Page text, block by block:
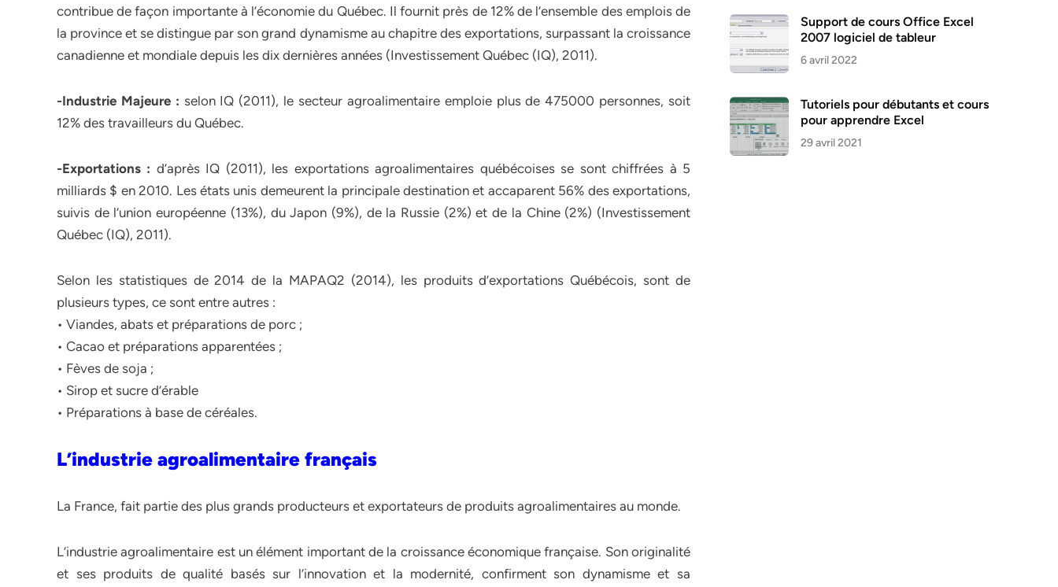
contribue de façon importante à l’économie du Québec. Il fournit près de 12% de l’ensemble des emplois de
la province et se distingue par son grand dynamisme au chapitre des exportations, surpassant la croissance
canadienne et mondiale depuis les dix dernières années (Investissement Québec (IQ), 2011).
-Industrie Majeure : selon IQ (2011), le secteur agroalimentaire emploie plus de 475000 personnes, soit
12% des travailleurs du Québec.
-Exportations : d’après IQ (2011), les exportations agroalimentaires québécoises se sont chiffrées à 5
milliards $ en 2010. Les états unis demeurent la principale destination et accaparent 56% des exportations,
suivis de l’union européenne (13%), du Japon (9%), de la Russie (2%) et de la Chine (2%) (Investissement
Québec (IQ), 2011).
Selon les statistiques de 2014 de la MAPAQ2 (2014), les produits d’exportations Québécois, sont de
plusieurs types, ce sont entre autres :
• Viandes, abats et préparations de porc ;
• Cacao et préparations apparentées ;
• Fèves de soja ;
• Sirop et sucre d’érable
• Préparations à base de céréales.
L’industrie agroalimentaire français
La France, fait partie des plus grands producteurs et exportateurs de produits agroalimentaires au monde.
L’industrie agroalimentaire est un élément important de la croissance économique française. Son originalité
et ses produits de qualité basés sur l’innovation et la modernité, confirment son dynamisme et sa
Support de cours Office Excel
2007 logiciel de tableur
6 avril 2022
Tutoriels pour débutants et cours
pour apprendre Excel
29 avril 2021